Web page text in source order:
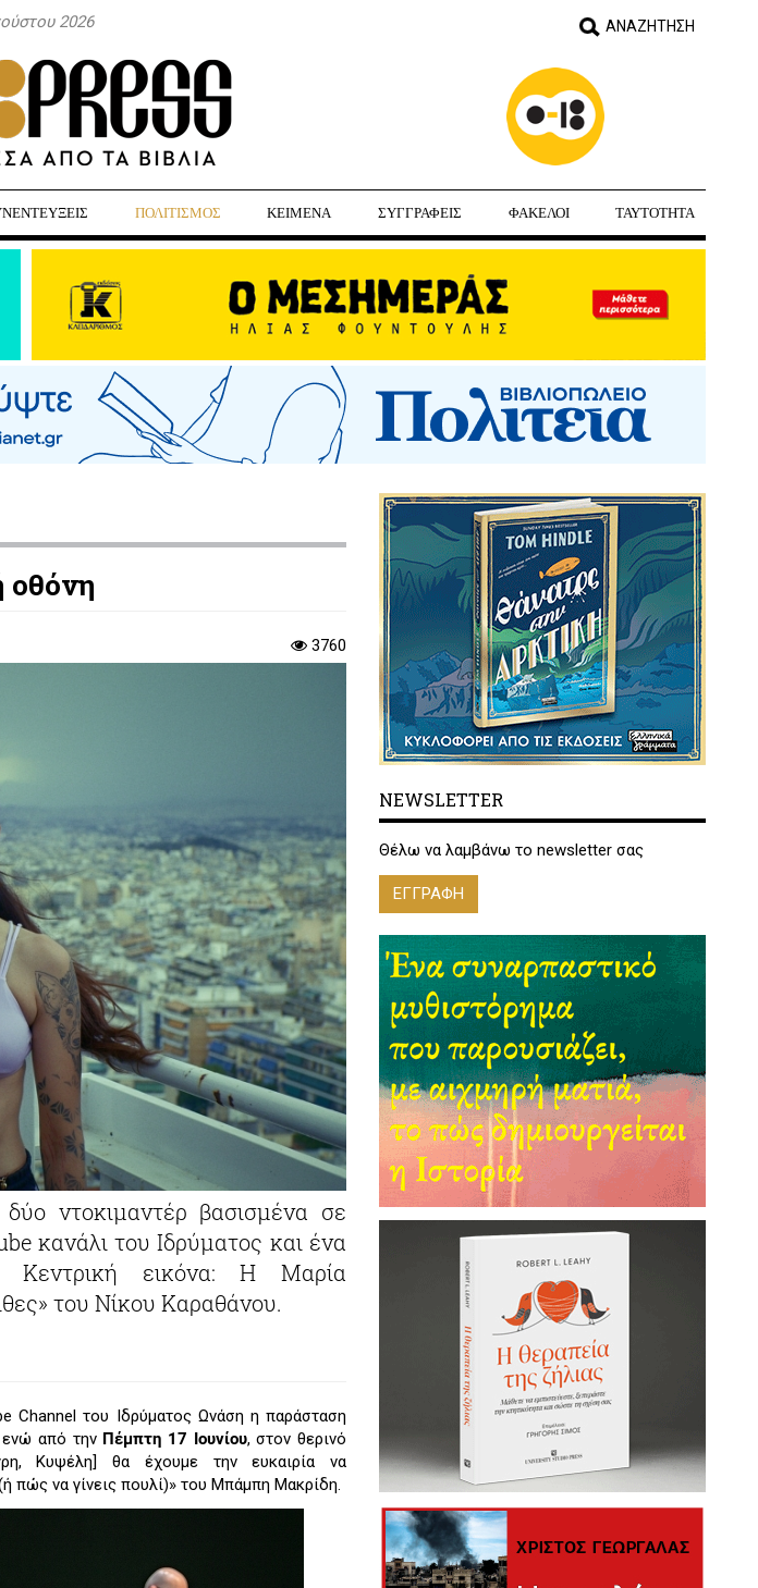
2026
ΠΟΛΙΤΙΣΜΟΣ ΚΕΙΜΕΝΑ ΣΥΓΓΡΑΦΕΙΣ ΦΑΚΕΛΟΙ ΤΑΥΤΟΤΗΤΑ
οθόνη
3760
ντοκιμαντέρ βασισμένα σε
κανάλι του Ιδρύματος και ένα
Κεντρική εικόνα: Η Μαρία
του Νίκου Καραθάνου.
Channel του Ιδρύματος Ωνάση η παράσταση
ενώ από την Πέμπτη 17 Ιουνίου, στον θερινό
Κυψέλη] θα έχουμε την ευκαιρία να
πώς να γίνεις πουλί)» του Μπάμπη Μακρίδη.
NEWSLETTER
Θέλω να λαμβάνω το newsletter σας
ΕΓΓΡΑΦΗ